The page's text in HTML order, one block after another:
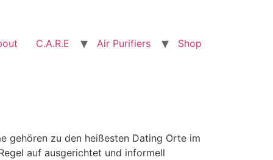
C.A.R.E Air Purifiers Shop
gehören zu den heißesten Dating Orte im
auf ausgerichtet und informell